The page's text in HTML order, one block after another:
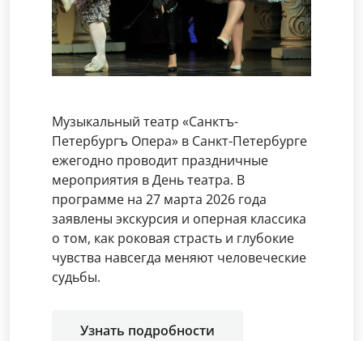
Музыкальный театр «Санктъ-
Петербургъ Опера» в Санкт-Петербурге
ежегодно проводит праздничные
мероприятия в День театра. В
программе на 27 марта 2026 года
заявлены экскурсия и оперная классика
о том, как роковая страсть и глубокие
чувства навсегда меняют человеческие
судьбы.
Узнать подробности